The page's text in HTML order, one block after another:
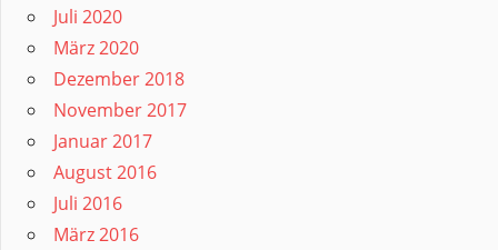
Juli 2020
März 2020
Dezember 2018
November 2017
Januar 2017
August 2016
Juli 2016
März 2016